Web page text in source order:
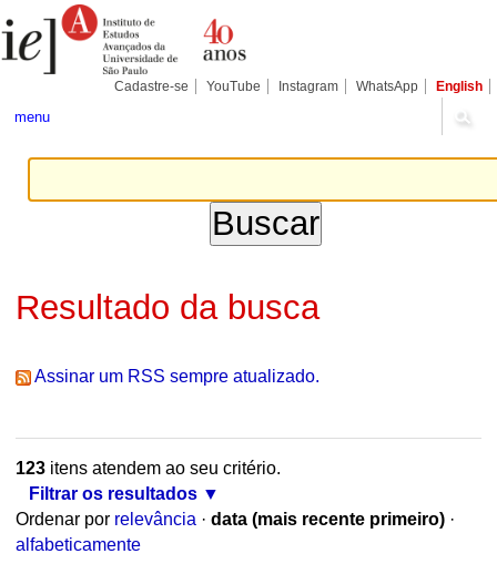
para
conteúdo.
Pessoais
Cadastre-se YouTube Instagram WhatsApp English
menu
Resultado da busca
Assinar um RSS sempre atualizado.
123itens atendem ao seu critério.
Filtrar os resultados
Ordenar por relevância · data (mais recente primeiro) ·
alfabeticamente